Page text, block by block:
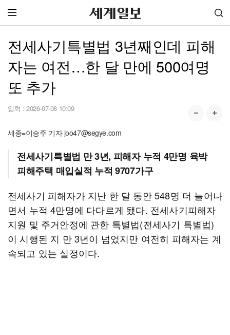
전세사기특별법 3년째인데 피해
자는 여전…한 달 만에 500여명
또 추가
입력 : 2026-07-08 10:09
세종=이승주 기자 joo47@segye.com
전세사기특별법 만 3년, 피해자 누적 4만명 육박
피해주택 매입실적 누적 9707가구
전세사기 피해자가 지난 한 달 동안 548명 더 늘어나
면서 누적 4만명에 다다르게 됐다. 전세사기피해자
지원 및 주거안정에 관한 특별법(전세사기 특별법)
이 시행된 지 만 3년이 넘었지만 여전히 피해자는 계
속되고 있는 실정이다.